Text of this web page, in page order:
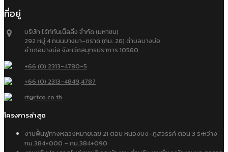
ที่อยู่
บริษัท ไร้ท์ทันเน็ลลิ่ง จำกัด (มหาชน)
292 หมู่ 4 ถนนบางนา-ตราด (กม. 26) ตำบลบางบ่อ
อำเภอบางบ่อ จังหวัดสมุทรปราการ 10560
+66 (0) 2313-4780-5
+66 (0) 2313-4849,4787
rt@rtco.co.th
โครงการล่าสุด
งานฟื้นฟูทางหลวงหมายเลข 21 ตอน หนองบง-ภูสวรรค์ ตอน 3 ระหว่าง
กม.384+000 – กม.384+090